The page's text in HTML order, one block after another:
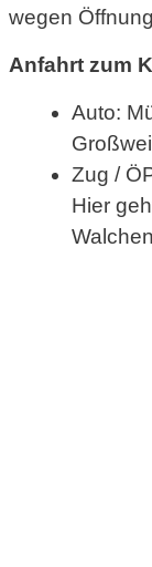
wegen
Anfahrt zum
Auto:
Zug /
Hier